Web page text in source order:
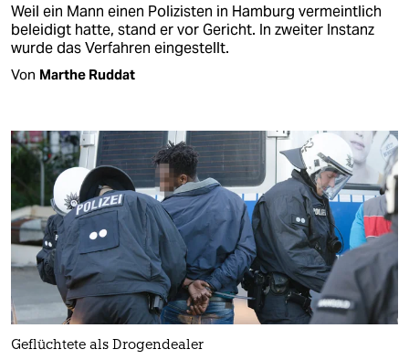
Weil ein Mann einen Polizisten in Hamburg vermeintlich
beleidigt hatte, stand er vor Gericht. In zweiter Instanz
wurde das Verfahren eingestellt.
Von Marthe Ruddat
Geflüchtete als Drogendealer